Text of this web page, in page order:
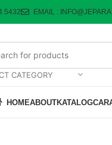
5432 EMAIL :
CATEGORY
HOMEABOUTKATALOG